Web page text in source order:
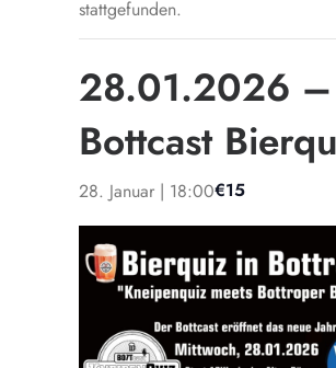
stattgefunden.
28.01.2026 –
Bottcast
28. Januar | 18:00€15